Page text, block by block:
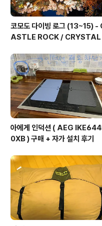
코모도 다이빙 로그 (13~15) -
ASTLE ROCK / CRYSTAL
R
아에게 인덕션 ( AEG
0XB ) 구매 + 자가 설치 후기